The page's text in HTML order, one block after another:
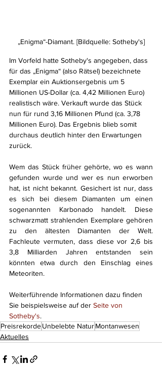
„Enigma“-Diamant. [Bildquelle: Sotheby's]
Im Vorfeld hatte Sotheby's angegeben, dass
für das „Enigma“ (also Rätsel) bezeichnete
Exemplar ein Auktionsergebnis um 5
Millionen US-Dollar (ca. 4,42 Millionen Euro)
realistisch wäre. Verkauft wurde das Stück
nun für rund 3,16 Millionen Pfund (ca. 3,78
Millionen Euro). Das Ergebnis blieb somit
durchaus deutlich hinter den Erwartungen
zurück.
Wem das Stück früher gehörte, wo es wann
gefunden wurde und wer es nun erworben
hat, ist nicht bekannt. Gesichert ist nur, dass
es sich bei diesem Diamanten um einen
sogenannten Karbonado handelt. Diese
schwarzmatt strahlenden Exemplare gehören
zu den ältesten Diamanten der Welt.
Fachleute vermuten, dass diese vor 2,6 bis
3,8 Milliarden Jahren entstanden sein
könnten etwa durch den Einschlag eines
Meteoriten.
Weiterführende Informationen dazu finden
Sie beispielsweise auf der Seite von
Sotheby's.
PreisrekordeUnbelebte NaturMontanwesen
Aktuelles